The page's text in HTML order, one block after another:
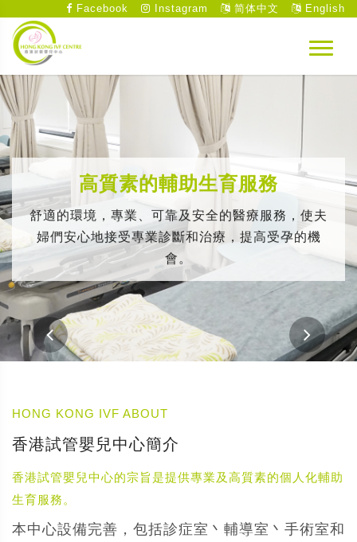
Facebook Instagram 简体中文 English
高質素的輔助生育服務
舒適的環境，專業、可靠及安全的醫療服務，使夫
婦們安心地接受專業診斷和治療，提高受孕的機
會。
HONG KONG IVF ABOUT
香港試管嬰兒中心簡介
香港試管嬰兒中心的宗旨是提供專業及高質素的個人化輔助
生育服務。
本中心設備完善，包括診症室丶輔導室丶手術室和